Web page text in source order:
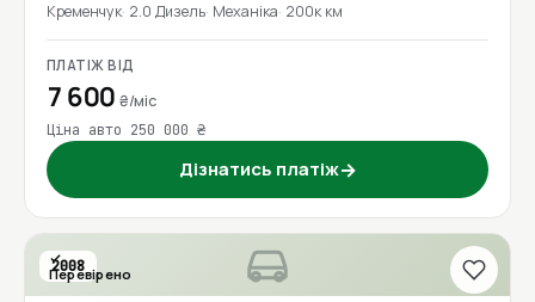
Кременчук 2.0 Дизель Механіка 200к км
ПЛАТІЖ ВІД
7 600₴/міс
Ціна авто 250 000 ₴
Дізнатись платіж→
2008
Перевірено